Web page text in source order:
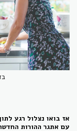
אז בואו נצלול רגע
עם אתגר ההורות